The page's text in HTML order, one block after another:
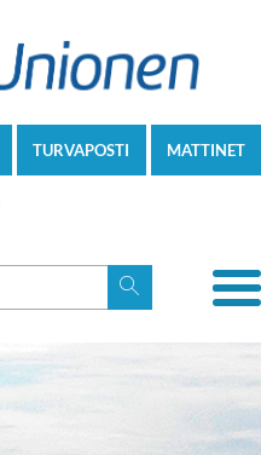
MATTINET
TURVAPOSTI